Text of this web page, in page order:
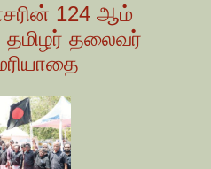
124 ஆம்
தலைவர்